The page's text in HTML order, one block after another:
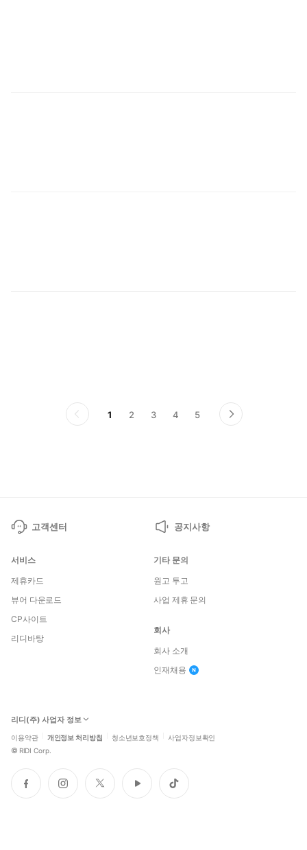
전
1 2 3 4 5
다
음
고객센터 공지사항
서비스
제휴카드
뷰어 다운로드
CP사이트
리디바탕
기타 문의
원고 투고
사업 제휴 문의
회사
회사 소개
인재채용
리디(주) 사업자 정보
이용약관 개인정보 처리방침 청소년보호정책 사업자정보확인
© RIDI Corp.
페
이
인
스
트
위
유
튜
틱
톡